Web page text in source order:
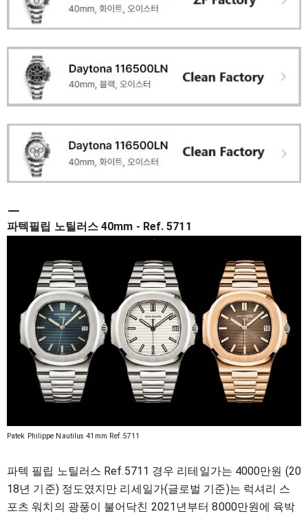
ㅡ
파텍필립 노틸러스 40mm - Ref. 5711
Patek Philippe Nautilus 41mm Ref.5711
파텍 필립 노틸러스 Ref.5711 경우 리테일가는 4000만원 (20
18년 기준) 정도였지만 리세일가(글로벌 기준)는 럭셔리 스
포츠 워 치의 광풍이 불어닥친 2021년부터 8000만원에 육박